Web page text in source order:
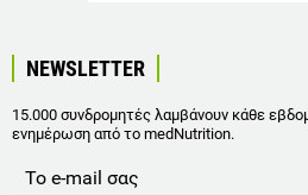
NEWSLETTER
15.000 συνδρομητές λαμβάνουν κάθε
ενημέρωση από το medNutrition.